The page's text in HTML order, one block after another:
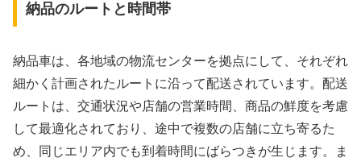
納品のルートと時間帯
納品車は、各地域の物流センターを拠点にして、それぞれ
細かく計画されたルートに沿って配送されています。配送
ルートは、交通状況や店舗の営業時間、商品の鮮度を考慮
して最適化されており、途中で複数の店舗に立ち寄るた
め、同じエリア内でも到着時間にばらつきが生じます。ま